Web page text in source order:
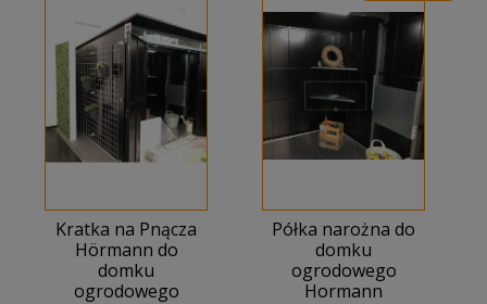
Kratka na Pnącza
Hörmann do
domku
ogrodowego
Półka narożna do
domku
ogrodowego
Hormann